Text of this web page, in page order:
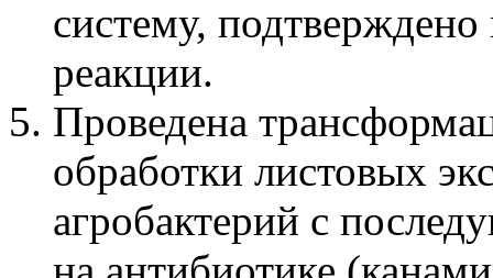
систему,
реакции.
Проведена
обработки листовых
агробактерий с